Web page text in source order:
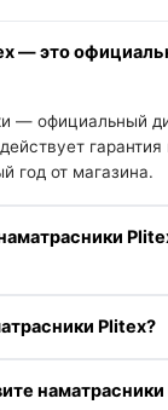
— это
— официальный
гарантия
год от магазина.
с выбором
Plitex?
под вашу